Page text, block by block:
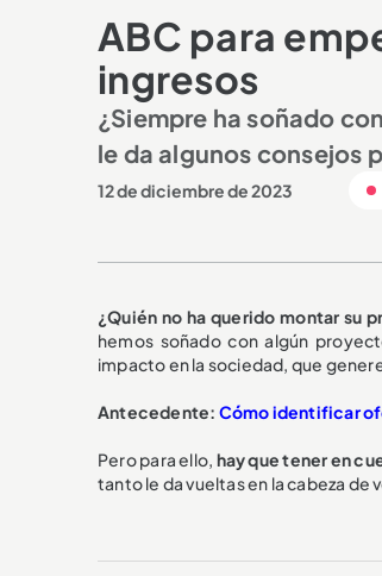
ABC para
ingresos
¿Siempre ha soñado
le da algunos consejos
12 de diciembre de 2023
¿Quién no ha querido montar su
hemos soñado con algún
impacto en la sociedad, que
Antecedente: Cómo identificar
Pero para ello, hay que tener en
tanto le da vueltas en la cabeza de